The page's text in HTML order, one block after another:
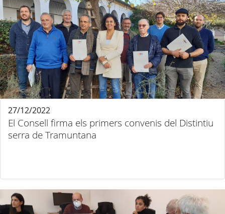
El Consell firma els primers convenis del Distintiu
serra de Tramuntana
27/12/2022